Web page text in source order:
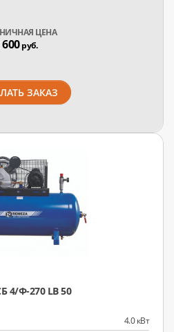
ЦЕНА
руб.
ЗАКАЗ
4/Ф-270 LB 50
4.0 кВт